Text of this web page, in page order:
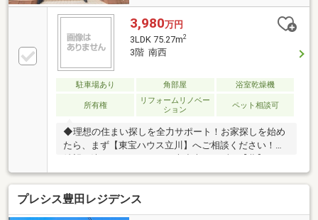
3,980万円
3LDK 75.27m2
3階 南西
駐車場あり 角部屋 浴室乾燥機
所有権
リフォームリノベー
ション
ペット相談可
◆理想の住まい探しを全力サポート！お家探しを始め
たら、まず【東宝ハウス立川】へご相談ください！ご
【理想】をお聞かせください。お客様に【安心・安
全・楽しい】と感じていただけるよう全力でサポート
します！◆お客様が本当に「知りたいこと」を正直に
お伝えします！物件の良い点・注意点を正直にご説
プレシス豊田レジデンス